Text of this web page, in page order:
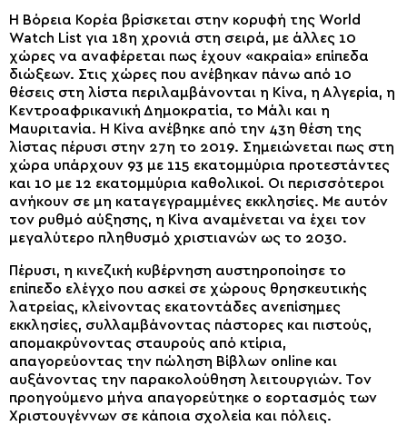
Η Βόρεια Κορέα βρίσκεται στην κορυφή της World
Watch List για 18η χρονιά στη σειρά, με άλλες 10
χώρες να αναφέρεται πως έχουν «ακραία» επίπεδα
διώξεων. Στις χώρες που ανέβηκαν πάνω από 10
θέσεις στη λίστα περιλαμβάνονται η Κίνα, η Αλγερία, η
Κεντροαφρικανική Δημοκρατία, το Μάλι και η
Μαυριτανία. Η Κίνα ανέβηκε από την 43η θέση της
λίστας πέρυσι στην 27η το 2019. Σημειώνεται πως στη
χώρα υπάρχουν 93 με 115 εκατομμύρια προτεστάντες
και 10 με 12 εκατομμύρια καθολικοί. Οι περισσότεροι
ανήκουν σε μη καταγεγραμμένες εκκλησίες. Με αυτόν
τον ρυθμό αύξησης, η Κίνα αναμένεται να έχει τον
μεγαλύτερο πληθυσμό χριστιανών ως το 2030.
Πέρυσι, η κινεζική κυβέρνηση αυστηροποίησε το
επίπεδο ελέγχο που ασκεί σε χώρους θρησκευτικής
λατρείας, κλείνοντας εκατοντάδες ανεπίσημες
εκκλησίες, συλλαμβάνοντας πάστορες και πιστούς,
απομακρύνοντας σταυρούς από κτίρια,
απαγορεύοντας την πώληση Βίβλων online και
αυξάνοντας την παρακολούθηση λειτουργιών. Τον
προηγούμενο μήνα απαγορεύτηκε ο εορτασμός των
Χριστουγέννων σε κάποια σχολεία και πόλεις.